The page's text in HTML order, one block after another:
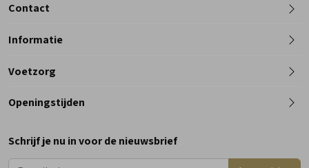
Contact
Telefoon
Informatie
Voetzorg
Openingstijden
Dinsdag
Schrijf je nu in voor de nieuwsbrief